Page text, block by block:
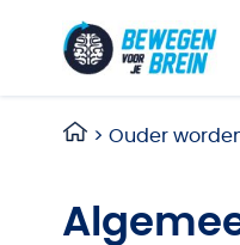
> Ouder